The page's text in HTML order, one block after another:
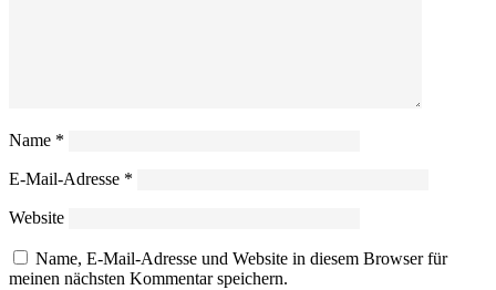
Name *
E-Mail-Adresse *
Website
Name, E-Mail-Adresse und Website in diesem Browser für
meinen nächsten Kommentar speichern.